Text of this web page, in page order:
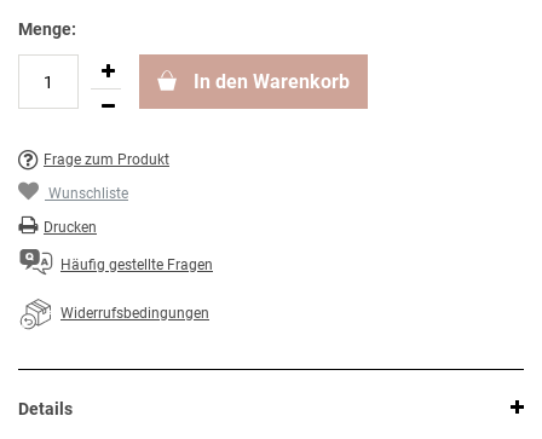
Menge:
In den Warenkorb
Frage zum Produkt
Wunschliste
Drucken
Häufig gestellte Fragen
Widerrufsbedingungen
Details